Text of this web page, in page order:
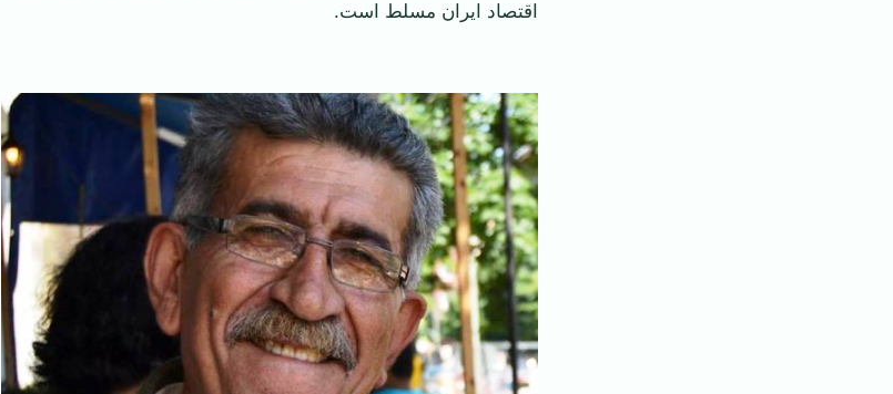
اقتصاد ايران مسلط است.